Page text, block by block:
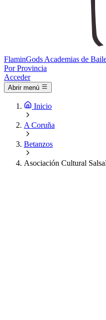
FlaminGods Academias de
Por Provincia
Acceder
Abrir menú
Inicio
A Coruña
Betanzos
Asociación Cultural